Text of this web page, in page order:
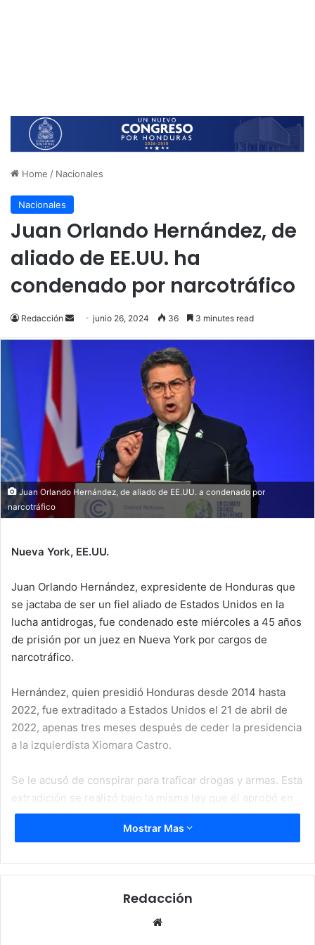
Home / Nacionales
Nacionales
Juan Orlando Hernández, de
aliado de EE.UU. ha
condenado por narcotráfico
Redacción
Sendjunio 26, 2024 36 3 minutes read
Juan Orlando Hernández, de aliado de EE.UU. a condenado por
narcotráfico
Nueva York, EE.UU.
Juan Orlando Hernández, expresidente de Honduras que
se jactaba de ser un fiel aliado de Estados Unidos en la
lucha antidrogas, fue condenado este miércoles a 45 años
de prisión por un juez en Nueva York por cargos de
narcotráfico.
Hernández, quien presidió Honduras desde 2014 hasta
2022, fue extraditado a Estados Unidos el 21 de abril de
2022, apenas tres meses después de ceder la presidencia
a la izquierdista Xiomara Castro.
Se le acusó de conspirar para traficar drogas y armas. Esta
extradición se realizó bajo la misma ley que él aprobó en
2012, mientras era presidente del Congreso, bajo presión
El juez Kevin Castel, además de la sentencia de prisión, le
de libertad bajo vigilancia tras cumplir su condena.
Mostrar Mas
Redacción